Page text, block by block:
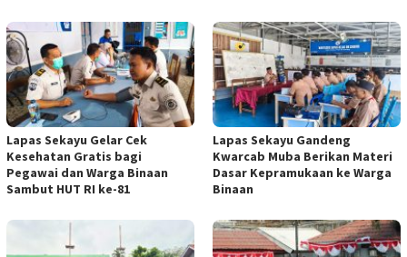
Lapas Sekayu Gelar Cek
Kesehatan Gratis bagi
Pegawai dan Warga Binaan
Sambut HUT RI ke-81
Lapas Sekayu Gandeng
Kwarcab Muba Berikan Materi
Dasar Kepramukaan ke Warga
Binaan